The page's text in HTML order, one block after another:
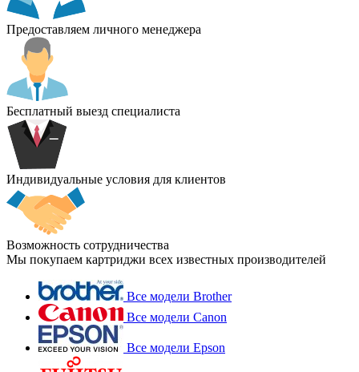
Предоставляем личного менеджера
Бесплатный выезд специалиста
Индивидуальные условия для клиентов
Возможность сотрудничества
Мы покупаем картриджи всех известных производителей
Все модели Brother
Все модели Canon
Все модели Epson